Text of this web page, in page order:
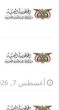
أغسطس 7, 2026